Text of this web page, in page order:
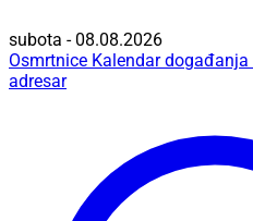
subota - 08.08.2026
Osmrtnice Kalendar događanja
adresar